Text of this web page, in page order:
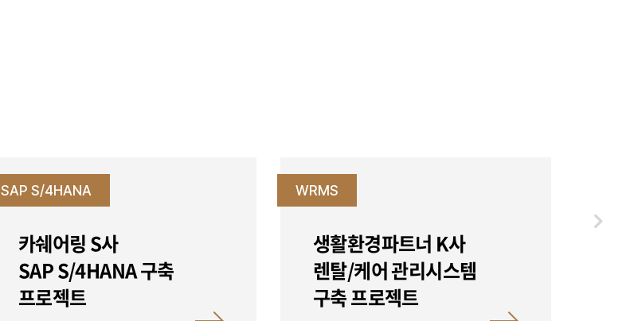
SAP S/4HANA
카쉐어링 S사
SAP S/4HANA 구축
프로젝트
WRMS
생활환경파트너 K사
렌탈/케어 관리시스템
구축 프로젝트